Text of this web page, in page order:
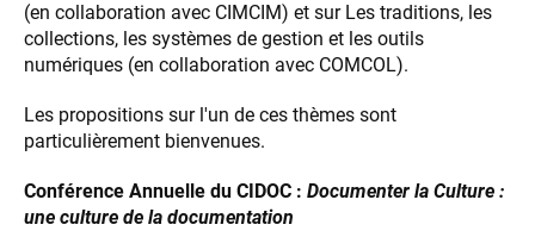
(en collaboration avec CIMCIM) et sur Les traditions, les
collections, les systèmes de gestion et les outils
numériques (en collaboration avec COMCOL).
Les propositions sur l'un de ces thèmes sont
particulièrement bienvenues.
Conférence Annuelle du CIDOC : Documenter la Culture :
une culture de la documentation